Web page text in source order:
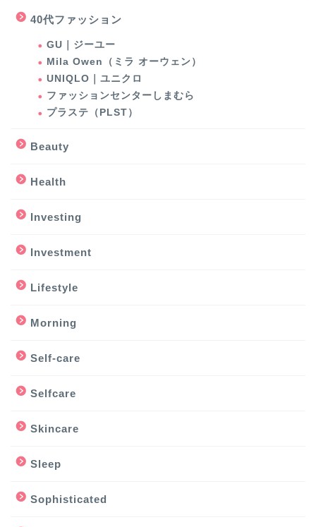
40代ファッション
GU｜ジーユー
Mila Owen（ミラ オーウェン）
UNIQLO｜ユニクロ
ファッションセンターしまむら
プラステ（PLST）
Beauty
Health
Investing
Investment
Lifestyle
Morning
Self-care
Selfcare
Skincare
Sleep
Sophisticated